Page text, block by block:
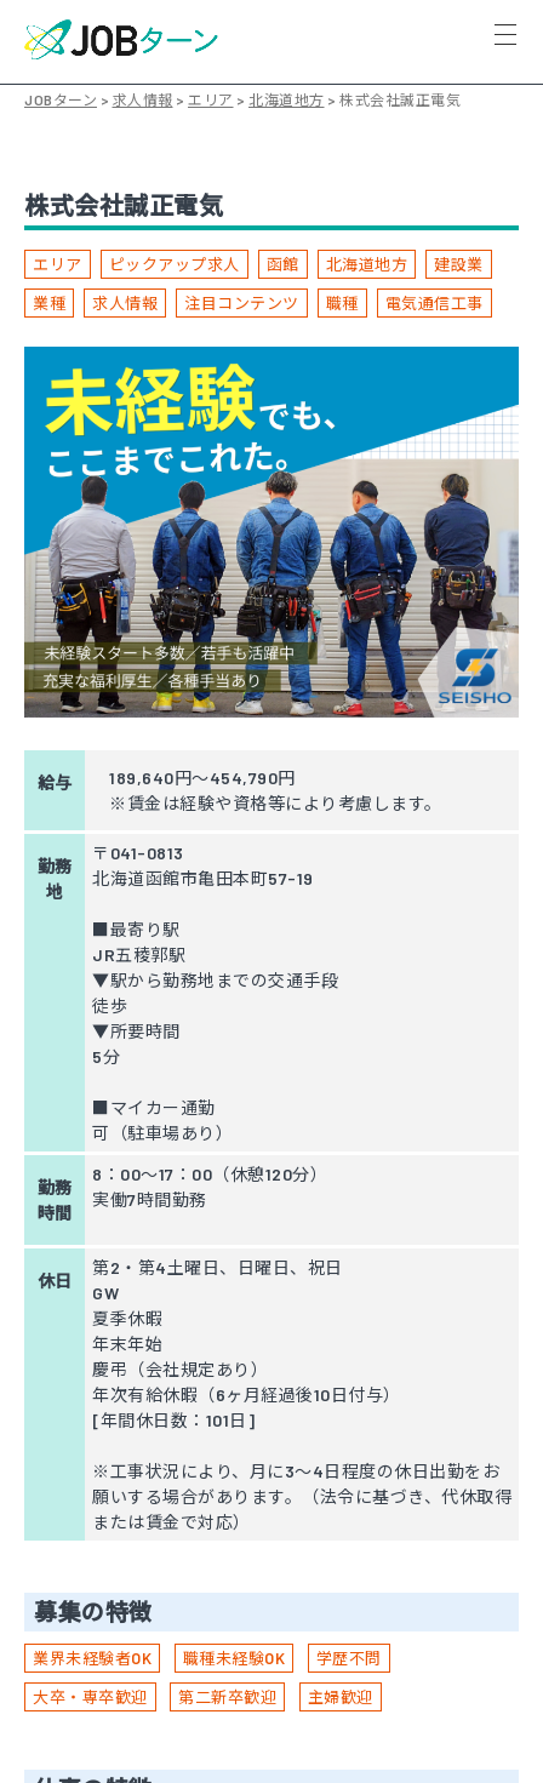
JOBターン > 求人情報 > エリア > 北海道地方 > 株式会社誠正電気
株式会社誠正電気
エリア ピックアップ求人 函館 北海道地方
建設業
業種
求人情報 注目コンテンツ 職種 電気通信工事
給与
189,640円～454,790円
※賃金は経験や資格等により考慮します。
勤務
地
〒041-0813
北海道函館市亀田本町57-19
■最寄り駅
JR五稜郭駅
▼駅から勤務地までの交通手段
徒歩
▼所要時間
5分
■マイカー通勤
可（駐車場あり）
勤務
時間
8：00～17：00（休憩120分）
実働7時間勤務
休日
第2・第4土曜日、日曜日、祝日
GW
夏季休暇
年末年始
慶弔（会社規定あり）
年次有給休暇（6ヶ月経過後10日付与）
[年間休日数：101日]
※工事状況により、月に3～4日程度の休日出勤をお
願いする場合があります。（法令に基づき、代休取得
または賃金で対応）
募集の特徴
業界未経験者OK 職種未経験OK
学歴不問
大卒・専卒歓迎
第二新卒歓迎 主婦歓迎